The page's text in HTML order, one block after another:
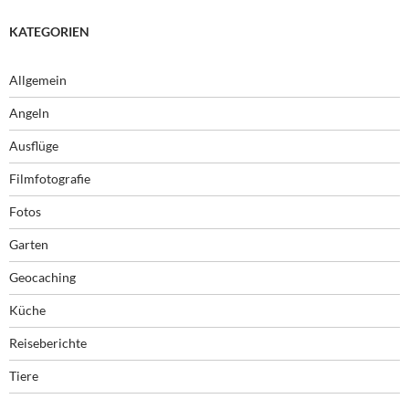
KATEGORIEN
Allgemein
Angeln
Ausflüge
Filmfotografie
Fotos
Garten
Geocaching
Küche
Reiseberichte
Tiere